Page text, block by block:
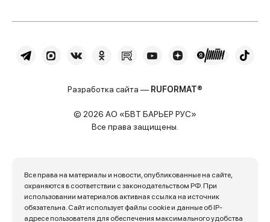
Разработка сайта — RUFORMAT®
© 2026 АО «БВТ БАРЬЕР РУС»
Все права защищены.
Все права на материалы и новости, опубликованные на сайте,
охраняются в соответствии с законодательством РФ. При
использовании материалов активная ссылка на источник
обязательна. Сайт использует файлы cookie и данные об IP-
адресе пользователя для обеспечения максимального удобства